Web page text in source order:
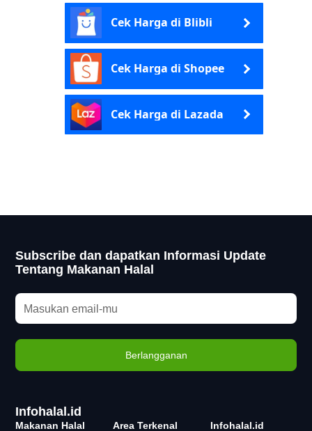
Cek Harga di Blibli
Cek Harga di Shopee
Cek Harga di Lazada
Subscribe dan dapatkan Informasi Update
Tentang Makanan Halal
Infohalal.id
Makanan Halal Area Terkenal Infohalal.id